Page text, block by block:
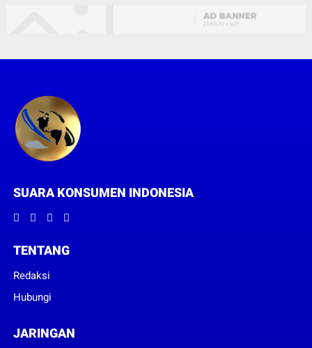
SUARA KONSUMEN INDONESIA
TENTANG
Redaksi
Hubungi
JARINGAN